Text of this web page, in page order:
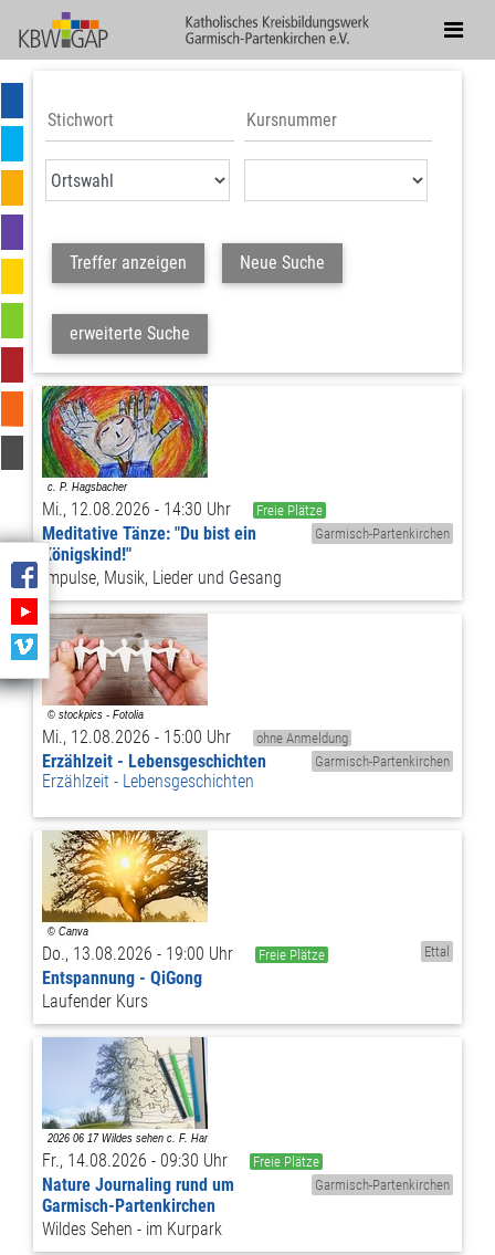
Treffer anzeigen Neue Suche
erweiterte Suche
Mi., 12.08.2026 - 14:30 Uhr
Freie Plätze
Garmisch-Partenkirchen
Meditative Tänze: "Du bist ein
Königskind!"
Impulse, Musik, Lieder und Gesang
Mi., 12.08.2026 - 15:00 Uhr
ohne Anmeldung
Garmisch-Partenkirchen
Erzählzeit - Lebensgeschichten
Erzählzeit - Lebensgeschichten
Do., 13.08.2026 - 19:00 Uhr Freie Plätze Ettal
Entspannung - QiGong
Laufender Kurs
Fr., 14.08.2026 - 09:30 Uhr
Freie Plätze
Garmisch-Partenkirchen
Nature Journaling rund um
Garmisch-Partenkirchen
Wildes Sehen - im Kurpark